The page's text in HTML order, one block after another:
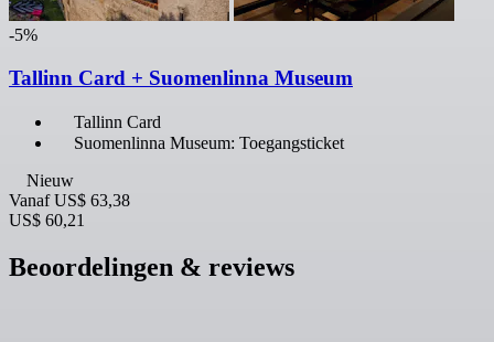
-5%
Tallinn Card + Suomenlinna Museum
Tallinn Card
Suomenlinna Museum: Toegangsticket
Nieuw
Vanaf US$ 63,38
US$ 60,21
Beoordelingen & reviews